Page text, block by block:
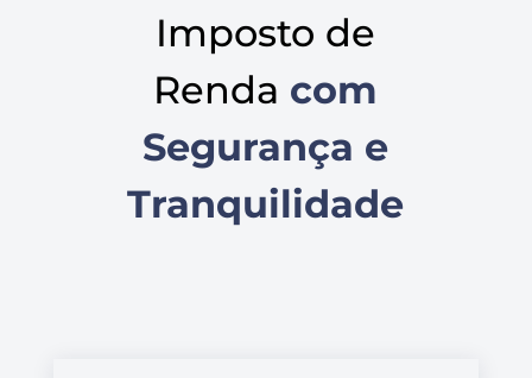
Imposto de
Renda com
Segurança e
Tranquilidade